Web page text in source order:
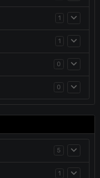
1
1
0
0
5
1